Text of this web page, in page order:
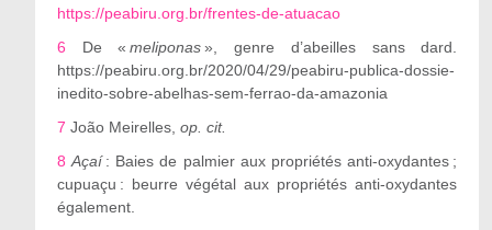
https://peabiru.org.br/frentes-de-atuacao
6 De «meliponas», genre d’abeilles sans dard.
https://peabiru.org.br/2020/04/29/peabiru-publica-dossie-
inedito-sobre-abelhas-sem-ferrao-da-amazonia
7 João Meirelles, op. cit.
8 Açaí: Baies de palmier aux propriétés anti-oxydantes ;
cupuaçu : beurre végétal aux propriétés anti-oxydantes
également.